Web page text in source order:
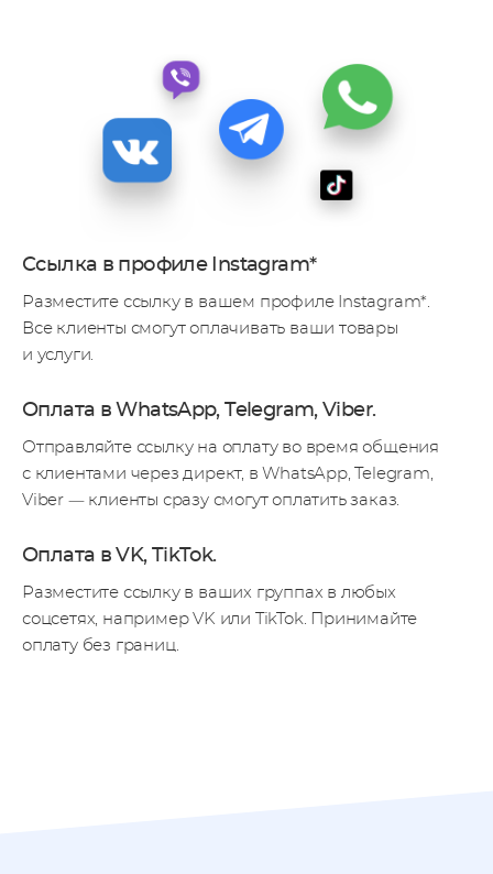
Ссылка в профиле Instagram*
Разместите ссылку в вашем профиле Instagram*.
Все клиенты смогут оплачивать ваши товары
и услуги.
Оплата в WhatsApp, Telegram, Viber.
Отправляйте ссылку на оплату во время общения
с клиентами через директ, в WhatsApp, Telegram,
Viber — клиенты сразу смогут оплатить заказ.
Оплата в VK, TikTok.
Разместите ссылку в ваших группах в любых
соцсетях, например VK или TikTok. Принимайте
оплату без границ.